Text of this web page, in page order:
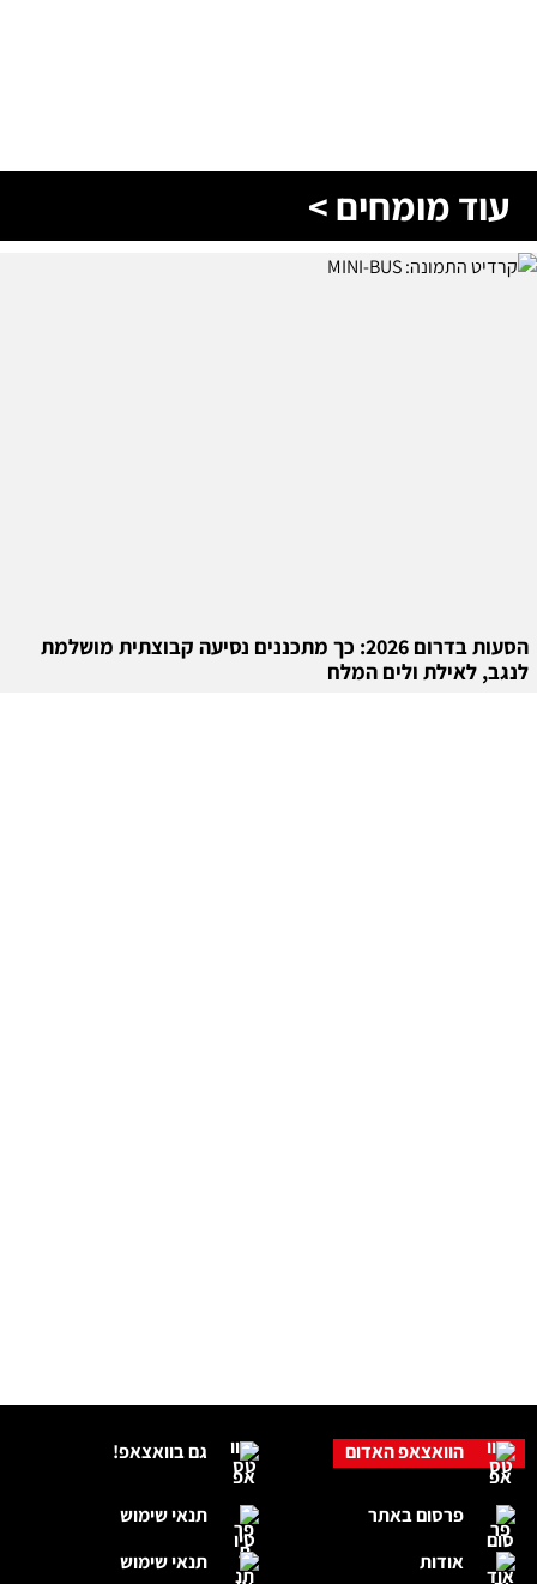
עוד מומחים >
הסעות בדרום 2026: כך מתכננים נסיעה קבוצתית מושלמת
לנגב, לאילת ולים המלח
גם בוואצאפ!
תנאי שימוש
תנאי שימוש
הוואצאפ האדום
פרסום באתר
אודות